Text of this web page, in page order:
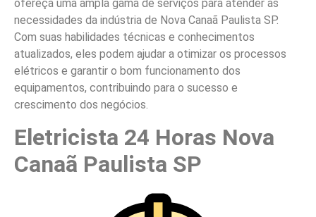
ofereça uma ampla gama de serviços para atender às
necessidades da indústria de Nova Canaã Paulista SP.
Com suas habilidades técnicas e conhecimentos
atualizados, eles podem ajudar a otimizar os processos
elétricos e garantir o bom funcionamento dos
equipamentos, contribuindo para o sucesso e
crescimento dos negócios.
Eletricista 24 Horas Nova
Canaã Paulista SP